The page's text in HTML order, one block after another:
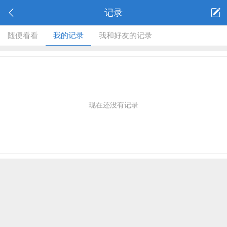
记录
随便看看 我的记录 我和好友的记录
现在还没有记录